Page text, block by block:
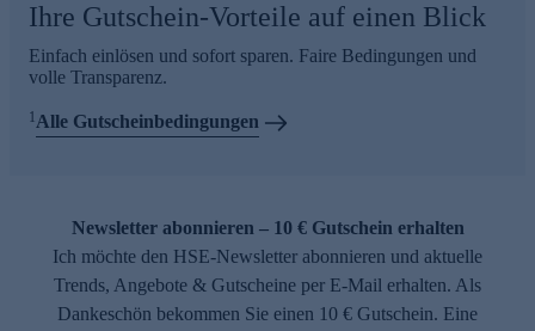
Ihre Gutschein-Vorteile auf einen Blick
Einfach einlösen und sofort sparen. Faire Bedingungen und
volle Transparenz.
1Alle Gutscheinbedingungen
Newsletter abonnieren – 10 € Gutschein erhalten
Ich möchte den HSE-Newsletter abonnieren und aktuelle
Trends, Angebote & Gutscheine per E-Mail erhalten. Als
Dankeschön bekommen Sie einen 10 € Gutschein. Eine